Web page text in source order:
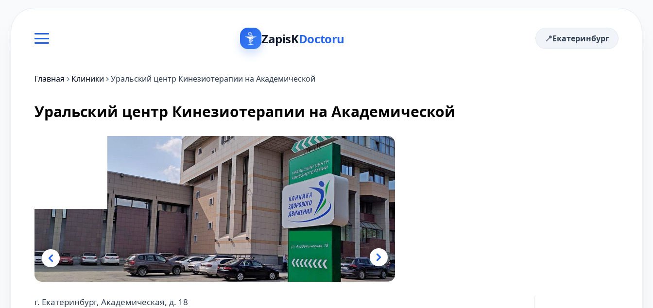
ZapisKDoctoru Екатеринбург
Главная Клиники Уральский центр Кинезиотерапии на Академической
Уральский центр Кинезиотерапии на Академической
г. Екатеринбург, Академическая, д. 18